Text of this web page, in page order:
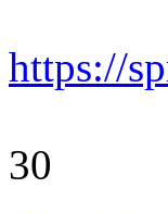
https://
30